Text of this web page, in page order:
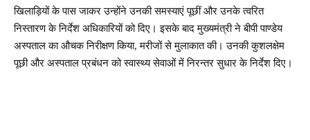
खिलाड़ियों के पास जाकर उन्होंने उनकी समस्याएं पूछीं और उनके त्वरित
निस्तारण के निर्देश अधिकारियों को दिए। इसके बाद मुख्यमंत्री ने बीपी पाण्डेय
अस्पताल का औचक निरीक्षण किया, मरीजों से मुलाकात की। उनकी कुशलक्षेम
पूछी और अस्पताल प्रबंधन को स्वास्थ्य सेवाओं में निरन्तर सुधार के निर्देश दिए।